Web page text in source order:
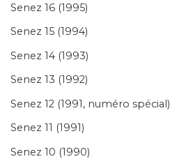
Senez 16 (1995)
Senez 15 (1994)
Senez 14 (1993)
Senez 13 (1992)
Senez 12 (1991, numéro spécial)
Senez 11 (1991)
Senez 10 (1990)